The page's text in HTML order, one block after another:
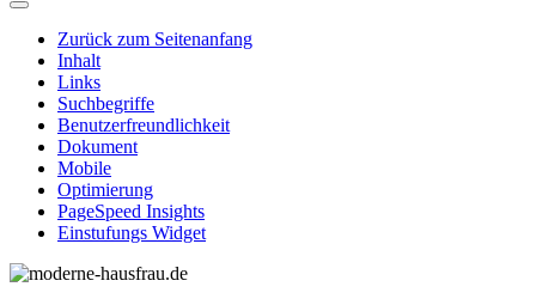
Zurück zum Seitenanfang
Inhalt
Links
Suchbegriffe
Benutzerfreundlichkeit
Dokument
Mobile
Optimierung
PageSpeed Insights
Einstufungs Widget